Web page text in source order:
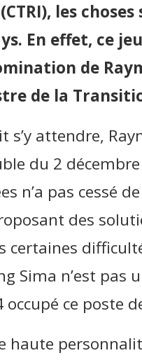
les
En effet, ce
de
de la
s’y attendre,
du 2
n’a pas cessé
des
certaines
Sima n’est pas
occupé ce poste
haute